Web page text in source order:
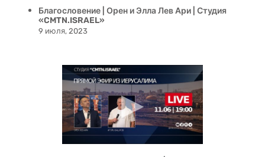
Благословение | Орен и Элла Лев Ари | Студия
«CMTN.ISRAEL»
9 июля, 2023